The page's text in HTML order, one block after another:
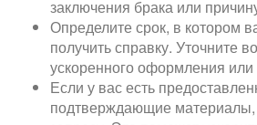
заключения брака или
Определите срок, в котором
получить справку. Уточните
ускоренного оформления
Если у вас есть
подтверждающие материалы,